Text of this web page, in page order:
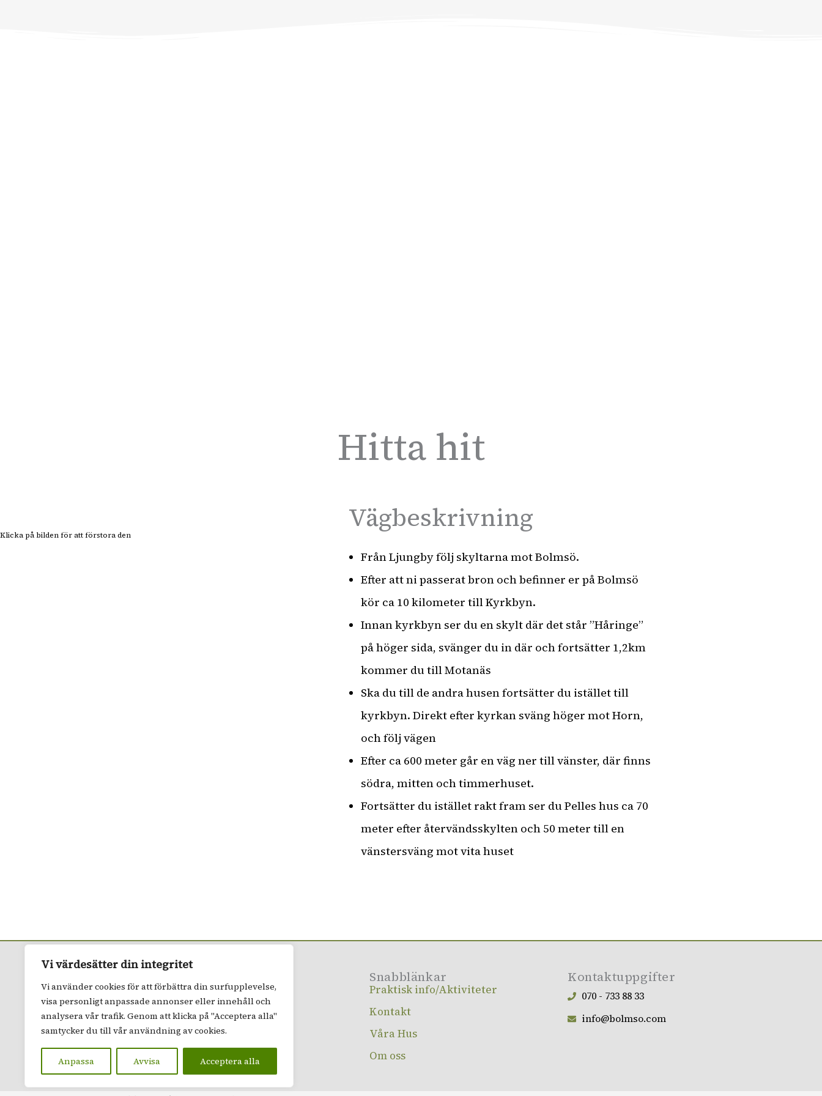
Vi värdesätter din integritet
Vi använder cookies för att förbättra din surfupplevelse,
visa personligt anpassade annonser eller innehåll och
analysera vår trafik. Genom att klicka på "Acceptera alla"
samtycker du till vår användning av cookies.
Anpassa Avvisa Acceptera alla
Hitta hit
Klicka på bilden för att förstora den
Vägbeskrivning
Från Ljungby följ skyltarna mot Bolmsö.
Efter att ni passerat bron och befinner er på Bolmsö
kör ca 10 kilometer till Kyrkbyn.
Innan kyrkbyn ser du en skylt där det står ”Håringe”
på höger sida, svänger du in där och fortsätter 1,2km
kommer du till Motanäs
Ska du till de andra husen fortsätter du istället till
kyrkbyn. Direkt efter kyrkan sväng höger mot Horn,
och följ vägen
Efter ca 600 meter går en väg ner till vänster, där finns
södra, mitten och timmerhuset.
Fortsätter du istället rakt fram ser du Pelles hus ca 70
meter efter återvändsskylten och 50 meter till en
vänstersväng mot vita huset
Snabblänkar
Praktisk info/Aktiviteter
Kontakt
Våra Hus
Om oss
Kontaktuppgifter
070 - 733 88 33
info@bolmso.com